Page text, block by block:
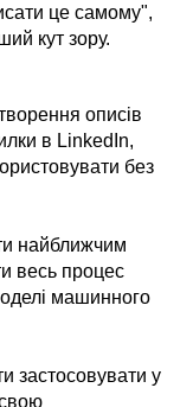
це самому",
кут зору.
описів
в LinkedIn,
без
найближчим
весь процес
машинного
застосовувати у